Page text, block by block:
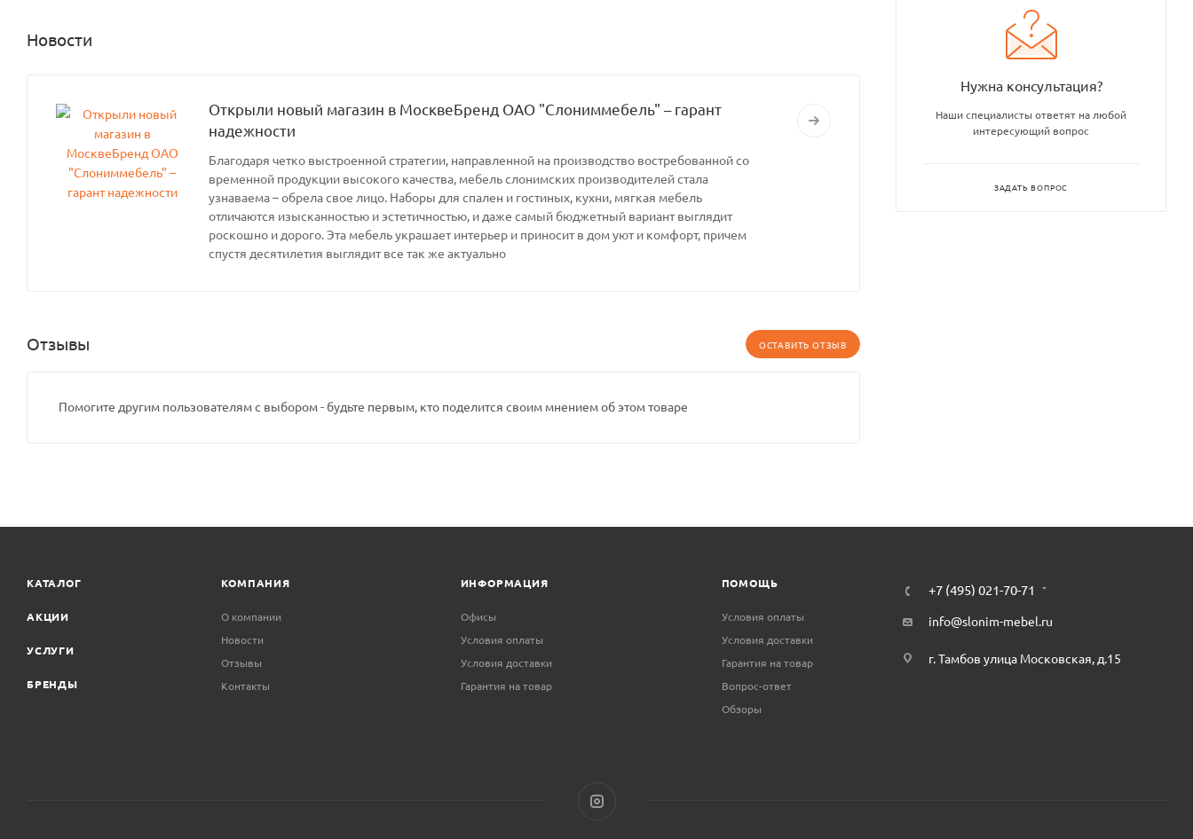
Новости
Открыли новый магазин в МосквеБренд ОАО "Слониммебель" – гарант
надежности
Благодаря четко выстроенной стратегии, направленной на производство востребованной со
временной продукции высокого качества, мебель слонимских производителей стала
узнаваема – обрела свое лицо. Наборы для спален и гостиных, кухни, мягкая мебель
отличаются изысканностью и эстетичностью, и даже самый бюджетный вариант выглядит
роскошно и дорого. Эта мебель украшает интерьер и приносит в дом уют и комфорт, причем
спустя десятилетия выглядит все так же актуально
Отзывы ОСТАВИТЬ ОТЗЫВ
Помогите другим пользователям с выбором - будьте первым, кто поделится своим мнением об этом товаре
Нужна консультация?
Наши специалисты ответят на любой
интересующий вопрос
ЗАДАТЬ ВОПРОС
КАТАЛОГ
АКЦИИ
УСЛУГИ
БРЕНДЫ
КОМПАНИЯ
О компании
Новости
Отзывы
Контакты
ИНФОРМАЦИЯ
Офисы
Условия оплаты
Условия доставки
Гарантия на товар
ПОМОЩЬ
Условия оплаты
Условия доставки
Гарантия на товар
Вопрос-ответ
Обзоры
+7 (495) 021-70-71
info@slonim-mebel.ru
г. Тамбов улица Московская, д.15